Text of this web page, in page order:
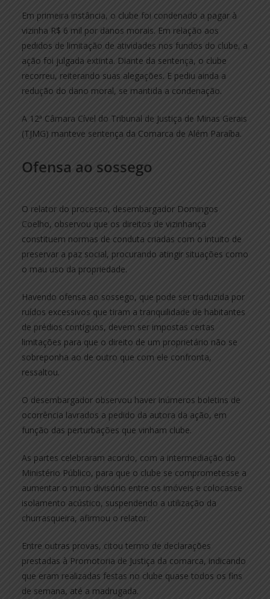
Em primeira instância, o clube foi condenado a pagar à
vizinha R$ 6 mil por danos morais. Em relação aos
pedidos de limitação de atividades nos fundos do clube, a
ação foi julgada extinta. Diante da sentença, o clube
recorreu, reiterando suas alegações. E pediu ainda a
redução do dano moral, se mantida a condenação.
A 12ª Câmara Cível do Tribunal de Justiça de Minas Gerais
(TJMG) manteve sentença da Comarca de Além Paraíba.
Ofensa ao sossego
O relator do processo, desembargador Domingos
Coelho, observou que os direitos de vizinhança
constituem normas de conduta criadas com o intuito de
preservar a paz social, procurando atingir situações como
o mau uso da propriedade.
Havendo ofensa ao sossego, que pode ser traduzida por
ruídos excessivos que tiram a tranquilidade de habitantes
de prédios contíguos, devem ser impostas certas
limitações para que o direito de um proprietário não se
sobreponha ao de outro que com ele confronta,
ressaltou.
O desembargador observou haver inúmeros boletins de
ocorrência lavrados a pedido da autora da ação, em
função das perturbações que vinham clube.
As partes celebraram acordo, com a intermediação do
Ministério Público, para que o clube se comprometesse a
aumentar o muro divisório entre os imóveis e colocasse
isolamento acústico, suspendendo a utilização da
churrasqueira, afirmou o relator.
Entre outras provas, citou termo de declarações
prestadas à Promotoria de Justiça da comarca, indicando
que eram realizadas festas no clube quase todos os fins
de semana, até a madrugada.